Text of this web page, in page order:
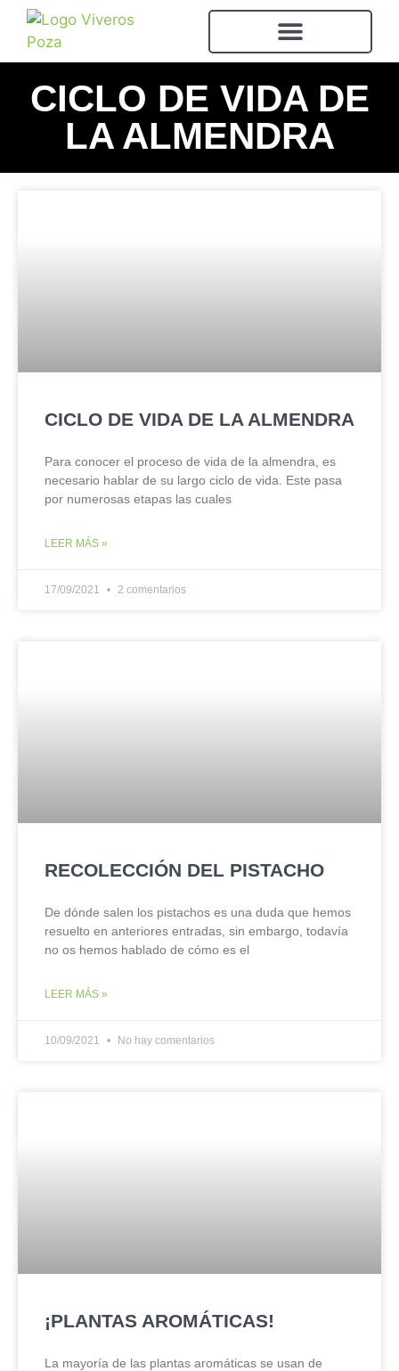
CICLO DE VIDA DE
LA ALMENDRA
CICLO DE VIDA DE LA ALMENDRA
Para conocer el proceso de vida de la almendra, es
necesario hablar de su largo ciclo de vida. Este pasa
por numerosas etapas las cuales
LEER MÁS »
17/09/2021 2 comentarios
RECOLECCIÓN DEL PISTACHO
De dónde salen los pistachos es una duda que hemos
resuelto en anteriores entradas, sin embargo, todavía
no os hemos hablado de cómo es el
LEER MÁS »
10/09/2021 No hay comentarios
¡PLANTAS AROMÁTICAS!
La mayoría de las plantas aromáticas se usan de